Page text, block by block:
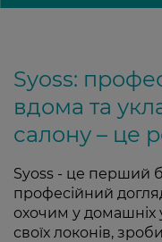
Syoss:
вдома та
салону – це
Syoss - це перший
професійний
охочим у домашніх
своїх локонів,